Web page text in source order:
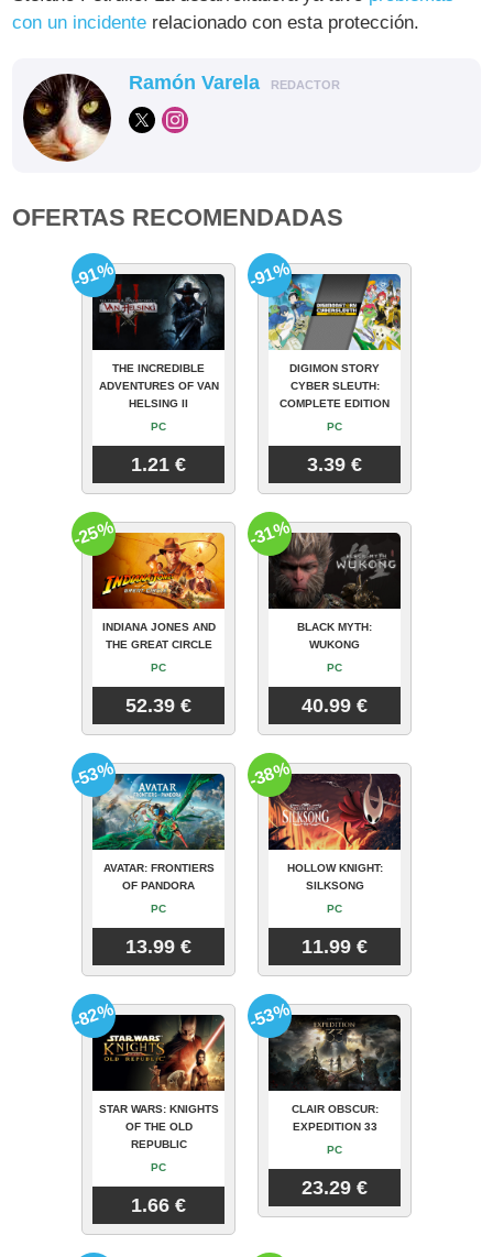
con un incidente relacionado con esta protección.
Ramón Varela REDACTOR
OFERTAS RECOMENDADAS
THE INCREDIBLE
ADVENTURES OF VAN
HELSING II
PC
1.21 €
-91%
DIGIMON STORY
CYBER SLEUTH:
COMPLETE EDITION
PC
3.39 €
-91%
INDIANA JONES AND
THE GREAT CIRCLE
PC
52.39 €
-25%
BLACK MYTH:
WUKONG
PC
40.99 €
-31%
AVATAR: FRONTIERS
OF PANDORA
PC
13.99 €
-53%
HOLLOW KNIGHT:
SILKSONG
PC
11.99 €
-38%
STAR WARS: KNIGHTS
OF THE OLD
REPUBLIC
PC
1.66 €
-82%
CLAIR OBSCUR:
EXPEDITION 33
PC
23.29 €
-53%